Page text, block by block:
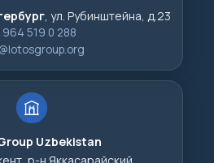
, ул. Рубинштейна, д.23
964 519 0 288
Uzbekistan
р-н Яккасарайский,